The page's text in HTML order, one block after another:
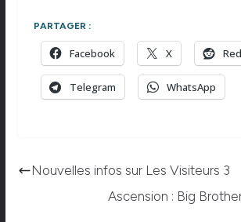
PARTAGER :
Facebook X
Telegram WhatsApp
Nouvelles infos sur Les Visiteurs 3
Ascension : Big